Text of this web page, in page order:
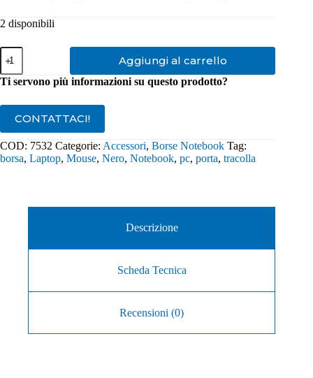
2 disponibili
Borsa
Notebook
15,6''
Rivacase
Blue
/
Grey
quantità
Aggiungi al carrello
Ti servono più informazioni su questo prodotto?
CONTATTACI!
COD: 7532 Categorie: Accessori, Borse Notebook Tag:
borsa, Laptop, Mouse, Nero, Notebook, pc, porta, tracolla
Descrizione
Scheda Tecnica
Recensioni (0)